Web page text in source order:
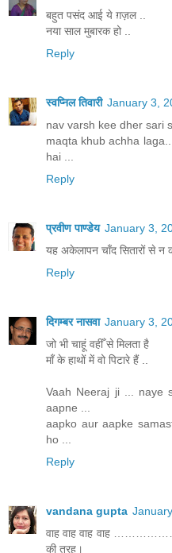
बहुत पसंद आई ये ग़ज़ल ..
नया साल मुबारक हो ..
Reply
स्वप्निल तिवारी January 3,
nav varsh kee dher sari
maqta khub achha
hai ...
Reply
प्रवीण पाण्डेय January 3,
यह अकेलापन चाँद सितारों से न
Reply
दिगम्बर नासवा January 3,
जो भी चाहूं वहीँ से मिलता है
मॉं के हाथों में वो पिटारे हैं ..
Vaah Neeraj ji ... naye
aapne ...
aapko aur aapke
ho ...
Reply
vandana gupta
वाह वाह वाह वाह
की तरह्।